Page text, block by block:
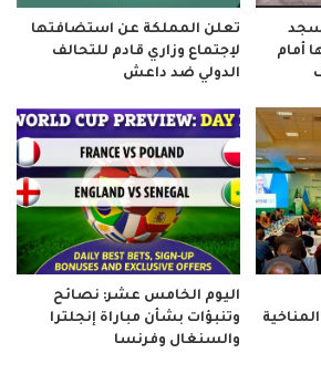
أمام
تعلن المملكة عن استضافتها
لإجتماع وزاري قادم للتحالف
الدولي ضد داعش
اليوم الخامس عشر: نصائح
وتنبؤات بشأن مباراة إنجلترا
والسنغال وفرنسا